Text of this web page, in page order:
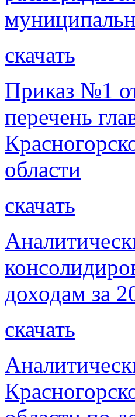
скачать
Приказ №1
перечень
области
скачать
доходам за
скачать